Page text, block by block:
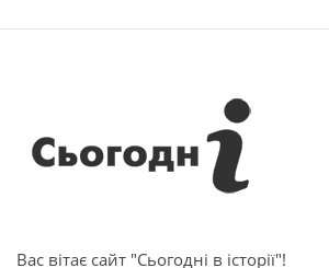
Вас вітає сайт "Сьогодні в історії"!